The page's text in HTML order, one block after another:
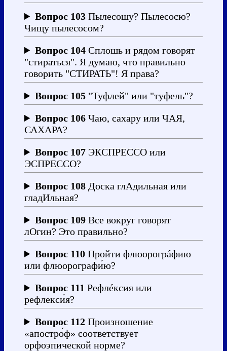
Вопрос 103 Пылесошу? Пылесосю?
Чищу пылесосом?
Вопрос 104 Сплошь и рядом говорят
"стираться". Я думаю, что правильно
говорить "СТИРАТЬ"! Я права?
Вопрос 105 "Туфлей" или "туфель"?
Вопрос 106 Чаю, сахару или ЧАЯ,
САХАРА?
Вопрос 107 ЭКСПРЕССО или
ЭСПРЕССО?
Вопрос 108 Доска глАдильная или
гладИльная?
Вопрос 109 Все вокруг говорят
лОгин? Это правильно?
Вопрос 110 Пройти флюорогрáфию
или флюорографи́ю?
Вопрос 111 Рефлéксия или
рефлекси́я?
Вопрос 112 Произношение
«апостро́ф» соответствует
орфоэпической норме?